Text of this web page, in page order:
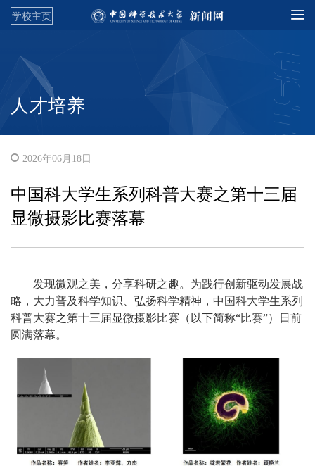
学校主页
人才培养
2026年06月18日
中国科大学生系列科普大赛之第十三届
显微摄影比赛落幕
发现微观之美，分享科研之趣。为践行创新驱动发展战
略，大力普及科学知识、弘扬科学精神，中国科大学生系列
科普大赛之第十三届显微摄影比赛（以下简称“比赛”）日前
圆满落幕。